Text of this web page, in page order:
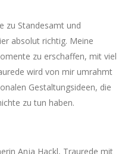
zu Standesamt und
absolut richtig. Meine
zu erschaffen, mit viel
wird von mir umrahmt
Gestaltungsideen, die
zu tun haben.